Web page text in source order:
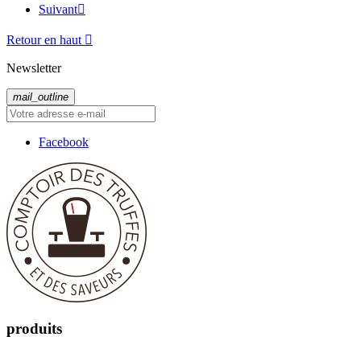
Suivant
Retour en haut 
Newsletter
mail_outline
Facebook
produits